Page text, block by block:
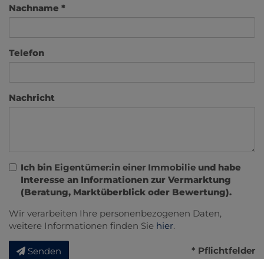
Nachname
Telefon
Nachricht
Ich bin Eigentümer:in einer Immobilie und habe
Interesse an Informationen zur Vermarktung
(Beratung, Marktüberblick oder Bewertung).
Wir verarbeiten Ihre personenbezogenen Daten,
weitere Informationen finden Sie hier.
Senden * Pflichtfelder